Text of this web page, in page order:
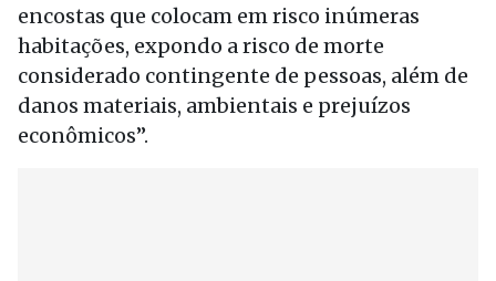
encostas que colocam em risco inúmeras
habitações, expondo a risco de morte
considerado contingente de pessoas, além de
danos materiais, ambientais e prejuízos
econômicos”.